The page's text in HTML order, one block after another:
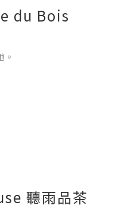
du Bois
】Akro Infuse 聽雨品茶